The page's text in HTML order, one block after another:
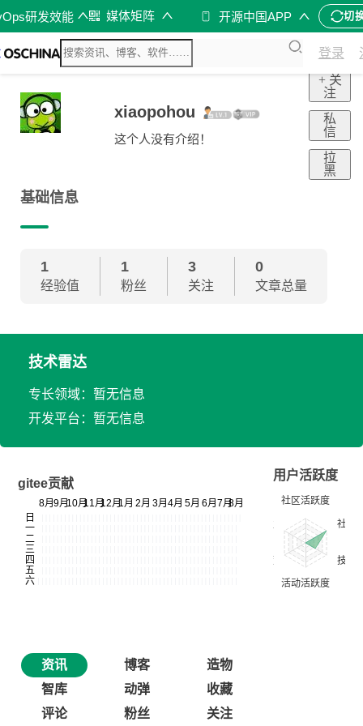
研发效能 媒体矩阵 开源中国APP 切
登录
xiaopohou
这个人没有介绍！
+ 关
注
私
信
拉
黑
基础信息
1
经验值
1
粉丝
3
关注
0
文章总量
技术雷达
专长领域：暂无信息
开发平台：暂无信息
gitee贡献
用户活跃度
资讯 博客
造物
智库
动弹
收藏
评论
粉丝 关注